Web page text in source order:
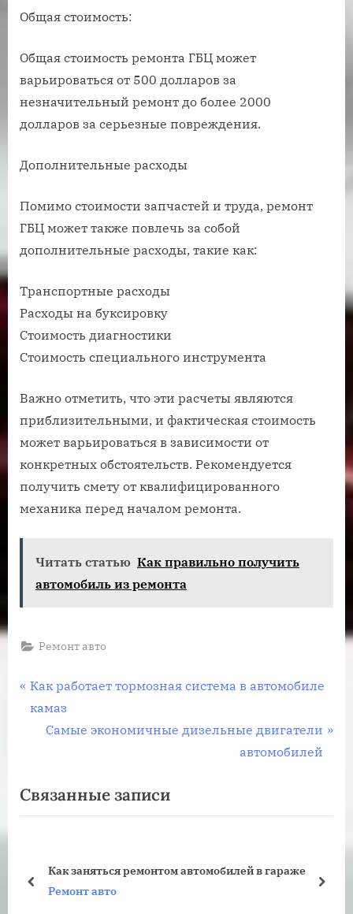
Общая стоимость:
Общая стоимость ремонта ГБЦ может
варьироваться от 500 долларов за
незначительный ремонт до более 2000
долларов за серьезные повреждения.
Дополнительные расходы
Помимо стоимости запчастей и труда, ремонт
ГБЦ может также повлечь за собой
дополнительные расходы, такие как:
Транспортные расходы
Расходы на буксировку
Стоимость диагностики
Стоимость специального инструмента
Важно отметить, что эти расчеты являются
приблизительными, и фактическая стоимость
может варьироваться в зависимости от
конкретных обстоятельств. Рекомендуется
получить смету от квалифицированного
механика перед началом ремонта.
Читать статью Как правильно получить
автомобиль из ремонта
Ремонт авто
Навигация
П
р
д
у
я
Как работает тормозная система в автомобиле
камаз
С
д
у
Самые экономичные дизельные двигатели
автомобилей
Связанные записи
Как заняться ремонтом автомобилей в гараже
Ремонт авто
пред